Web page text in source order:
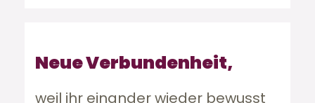
Neue Verbundenheit,
weil ihr einander wieder bewusst